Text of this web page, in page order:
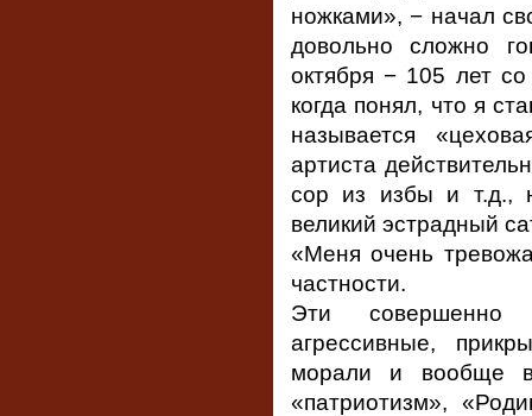
ножками», − начал
довольно сложно
октября − 105 лет
когда понял, что я
называется
артиста
сор из избы и т.д.,
великий эстрадный
«Меня очень
частности.
Эти совершенно
агрессивные,
морали и вообще
«патриотизм»,